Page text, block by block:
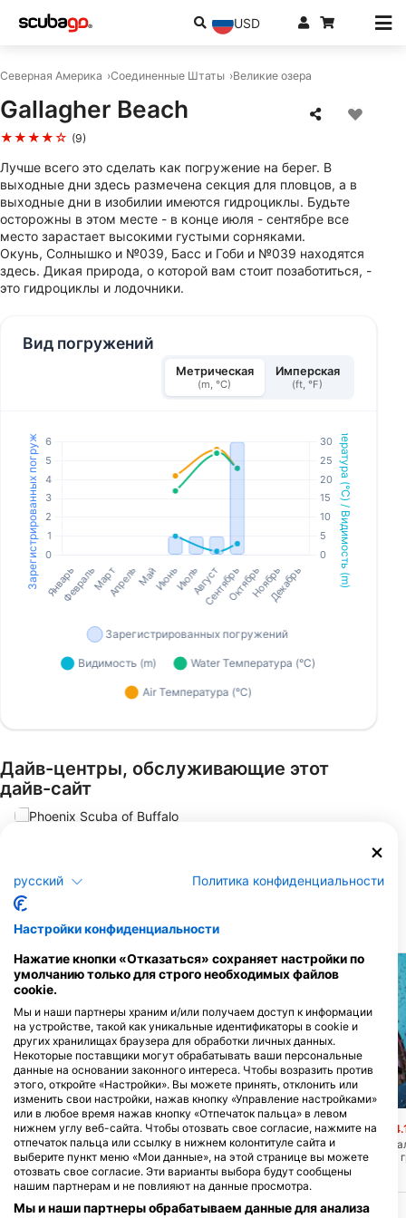
USD
Северная Америка Соединенные Штаты Великие озера
Gallagher Beach
★★★★☆ (9)
Лучше всего это сделать как погружение на берег. В
выходные дни здесь размечена секция для пловцов, а в
выходные дни в изобилии имеются гидроциклы. Будьте
осторожны в этом месте - в конце июля - сентябре все
место зарастает высокими густыми сорняками.
Окунь, Солнышко и №039, Басс и Гоби и №039 находятся
здесь. Дикая природа, о которой вам стоит позаботиться, -
это гидроциклы и лодочники.
Вид погружений
Метрическая
(m, °C)
Имперская
(ft, °F)
Дайв-центры, обслуживающие этот
дайв-сайт
Buffalo, NY - СОЕДИНЕННЫЕ
ШТАТЫ
БЛИЖАЙШИЕ ДАЙВ САЙТЫ
Scubapro
THE STRAITS OF MACKINAC
(★4.4)
Стальной автомобильно-
пассажирский паром The Straits of
Mackinac длиной 196 футов/60 м был
затоплен в 78 футах/24 м воды 10
апреля 2003 года. Судно находится
Mares, Janez Kranjc
Indiana Wreck
Indiana лежит
воды, с ее каменным
палубами, как и было
мачты опущены, а
сломана. Ее якоря
обломков носовой
русский Политика конфиденциальности
Настройки конфиденциальности
Нажатие кнопки «Отказаться» сохраняет настройки по
умолчанию только для строго необходимых файлов
cookie.
Мы и наши партнеры храним и/или получаем доступ к информации
на устройстве, такой как уникальные идентификаторы в cookie и
других хранилищах браузера для обработки личных данных.
Некоторые поставщики могут обрабатывать ваши персональные
данные на основании законного интереса. Чтобы возразить против
этого, откройте «Настройки». Вы можете принять, отклонить или
изменить свои настройки, нажав кнопку «Управление настройками»
или в любое время нажав кнопку «Отпечаток пальца» в левом
нижнем углу веб-сайта. Чтобы отозвать свое согласие, нажмите на
отпечаток пальца или ссылку в нижнем колонтитуле сайта и
выберите пункт меню «Мои данные», на этой странице вы можете
отозвать свое согласие. Эти варианты выбора будут сообщены
нашим партнерам и не повлияют на данные просмотра.
Мы и наши партнеры обрабатываем данные для анализа